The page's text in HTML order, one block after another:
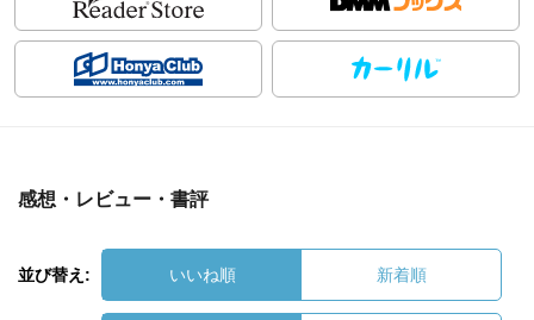
感想・レビュー・書評
並び替え: いいね順 新着順